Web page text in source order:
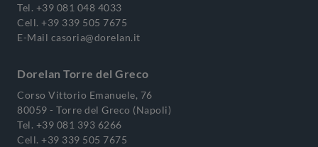
Tel. +39 081 048 4033
Cell. +39 339 505 7675
E-Mail casoria@dorelan.it
Dorelan Torre del Greco
Corso Vittorio Emanuele, 76
80059 - Torre del Greco (Napoli)
Tel. +39 081 393 6266
Cell. +39 339 505 7675